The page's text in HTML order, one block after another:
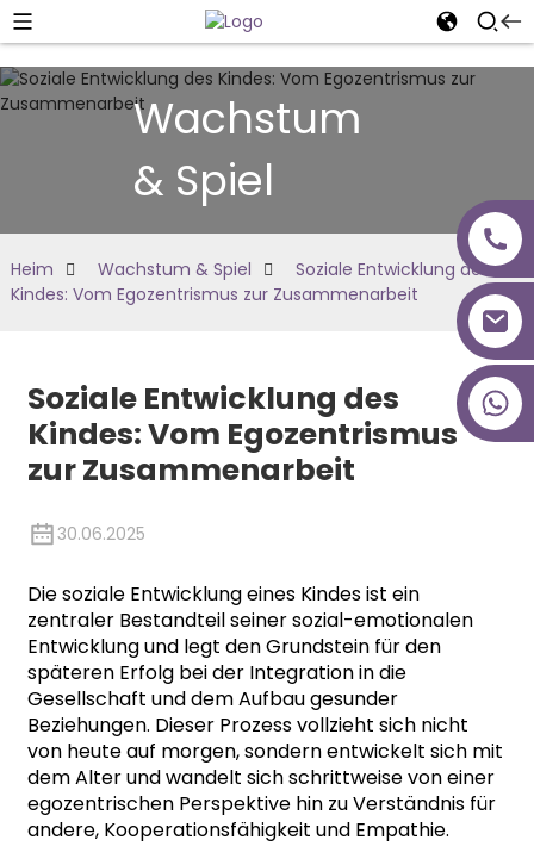
+86 18027277639
Wachstum
& Spiel
Heim Wachstum & Spiel
Soziale Entwicklung des
Kindes: Vom Egozentrismus zur Zusammenarbeit
Soziale Entwicklung des
Kindes: Vom Egozentrismus
zur Zusammenarbeit
30.06.2025
Die soziale Entwicklung eines Kindes ist ein
zentraler Bestandteil seiner sozial-emotionalen
Entwicklung und legt den Grundstein für den
späteren Erfolg bei der Integration in die
Gesellschaft und dem Aufbau gesunder
Beziehungen. Dieser Prozess vollzieht sich nicht
von heute auf morgen, sondern entwickelt sich mit
dem Alter und wandelt sich schrittweise von einer
egozentrischen Perspektive hin zu Verständnis für
andere, Kooperationsfähigkeit und Empathie.